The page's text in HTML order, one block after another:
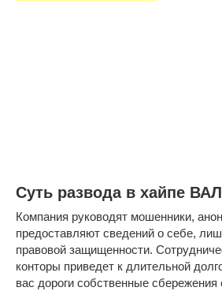
Суть развода в хайпе
Компания руководят мошенники,
предоставляют сведений о себе,
правовой защищенности.
конторы приведет к длительной
вас дороги собственные сбережения